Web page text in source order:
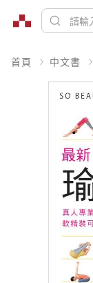
首頁 中文書